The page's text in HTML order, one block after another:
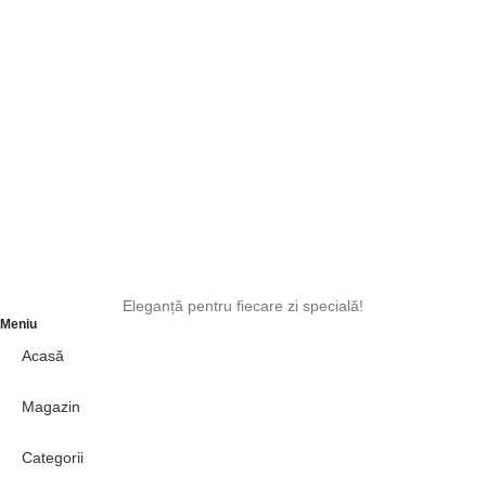
Eleganță pentru fiecare zi specială!
Meniu
Acasă
Magazin
Categorii